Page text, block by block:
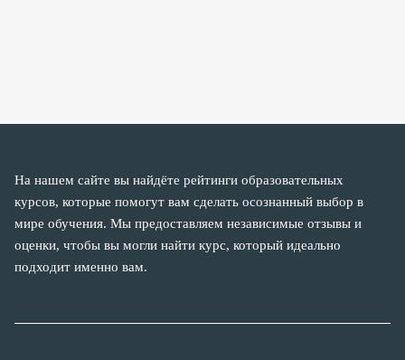
На нашем сайте вы найдёте рейтинги образовательных
курсов, которые помогут вам сделать осознанный выбор в
мире обучения. Мы предоставляем независимые отзывы и
оценки, чтобы вы могли найти курс, который идеально
подходит именно вам.